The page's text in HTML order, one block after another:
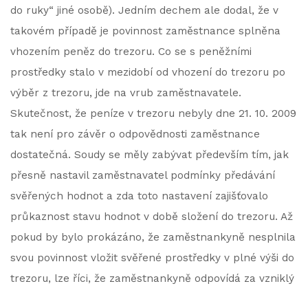
do ruky“ jiné osobě). Jedním dechem ale dodal, že v
takovém případě je povinnost zaměstnance splněna
vhozením peněz do trezoru. Co se s peněžními
prostředky stalo v mezidobí od vhození do trezoru po
výběr z trezoru, jde na vrub zaměstnavatele.
Skutečnost, že peníze v trezoru nebyly dne 21. 10. 2009
tak není pro závěr o odpovědnosti zaměstnance
dostatečná. Soudy se měly zabývat především tím, jak
přesně nastavil zaměstnavatel podmínky předávání
svěřených hodnot a zda toto nastavení zajišťovalo
průkaznost stavu hodnot v době složení do trezoru. Až
pokud by bylo prokázáno, že zaměstnankyně nesplnila
svou povinnost vložit svěřené prostředky v plné výši do
trezoru, lze říci, že zaměstnankyně odpovídá za vzniklý